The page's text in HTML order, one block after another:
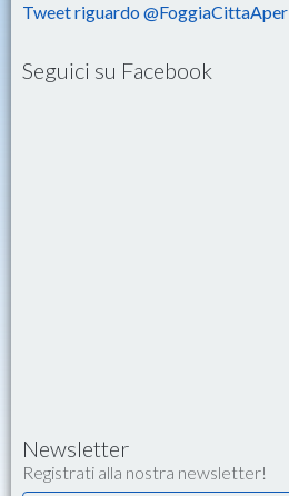
Tweet riguardo @FoggiaCittaAper
Seguici su Facebook
Newsletter
Registrati alla nostra newsletter!